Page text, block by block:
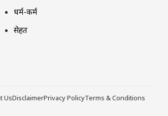
धर्म-कर्म
सेहत
UsDisclaimerPrivacy PolicyTerms & Conditions